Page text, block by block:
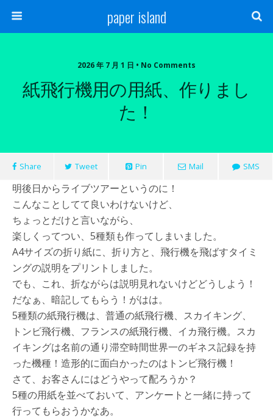
paper island
2026 年 7 月 1 日 • No Comments
紙飛行機用の用紙、作りまし
た！
Share Tweet Pin Mail SMS
明後日からライブツアーというのに！
こんなことしてて良いわけないけど、
ちょっとだけと言いながら、
楽しくってつい、5種類も作ってしまいました。
A4サイズの折り紙に、折り方と、飛行機を飛ばすタイミ
ングの説明をプリントしました。
でも、これ、折ながらは説明見れないけどどうしよう！
だなぁ、暗記してもらう！がはは。
5種類の紙飛行機は、普通の紙飛行機、スカイキング、
トンビ飛行機、フランスの紙飛行機、イカ飛行機。スカ
イキングは名前の通り滞空時間世界一のギネス記録を持
った機種！造形的に面白かったのはトンビ飛行機！
さて、お客さんにはどうやって配ろうか？
5種の用紙を並べておいて、アンケートと一緒に持って
行ってもらおうかなあ。